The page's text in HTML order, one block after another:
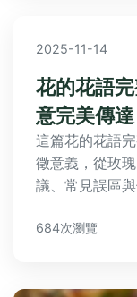
2025-11-14
花的花語
意完美傳達
這篇花的花語
徵意義，從玫
議、常見誤區
祝福更貼心。
684次瀏覽